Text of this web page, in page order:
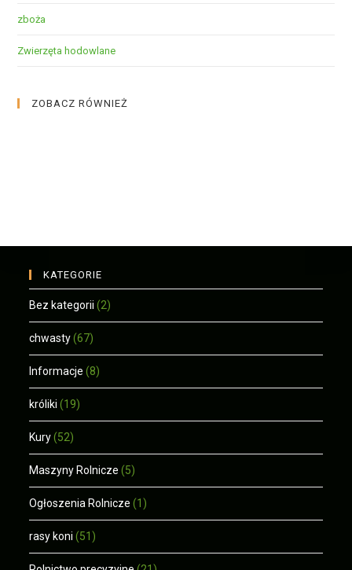
zboża
Zwierzęta hodowlane
ZOBACZ RÓWNIEŻ
KATEGORIE
Bez kategorii (2)
chwasty (67)
Informacje (8)
króliki (19)
Kury (52)
Maszyny Rolnicze (5)
Ogłoszenia Rolnicze (1)
rasy koni (51)